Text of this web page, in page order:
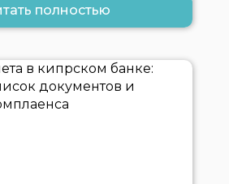
полностью